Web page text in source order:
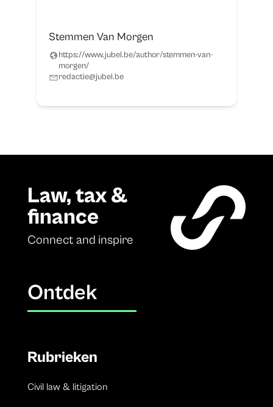
Stemmen Van Morgen
https://www.jubel.be/author/stemmen-van-
morgen/
redactie@jubel.be
Law, tax &
finance
Connect and inspire
Ontdek
Rubrieken
Civil law & litigation